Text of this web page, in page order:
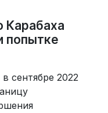
Карабаха
попытке
сентябре 2022